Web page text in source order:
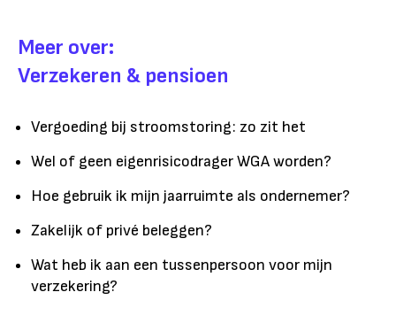
Meer over:
Verzekeren & pensioen
Vergoeding bij stroomstoring: zo zit het
Wel of geen eigenrisicodrager WGA worden?
Hoe gebruik ik mijn jaarruimte als ondernemer?
Zakelijk of privé beleggen?
Wat heb ik aan een tussenpersoon voor mijn
verzekering?